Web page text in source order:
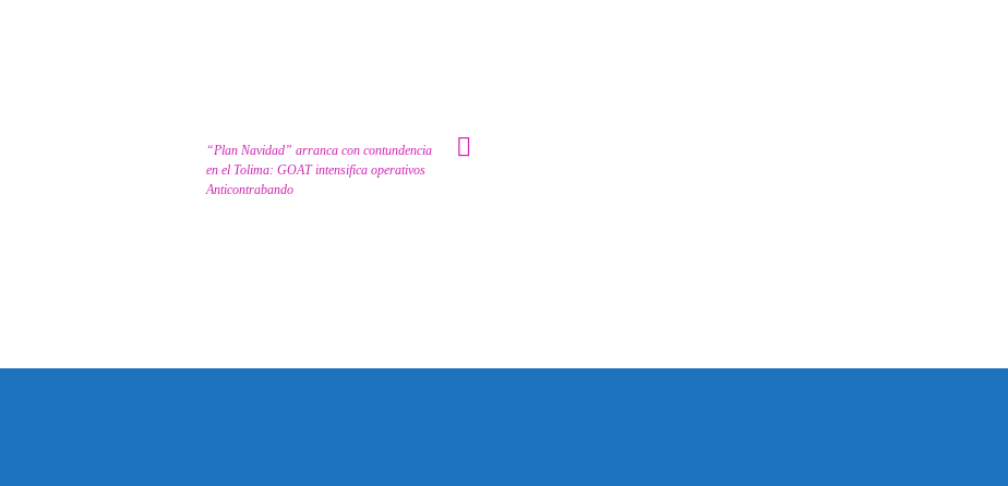
“Plan Navidad” arranca con contundencia
en el Tolima: GOAT intensifica operativos
Anticontrabando